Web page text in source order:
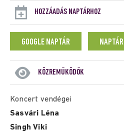
HOZZÁADÁS NAPTÁRHOZ
GOOGLE NAPTÁR NAPTÁR
KÖZREMŰKÖDŐK
Koncert vendégei
Sasvári Léna
Singh Viki